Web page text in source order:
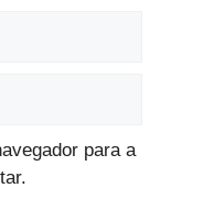
para a